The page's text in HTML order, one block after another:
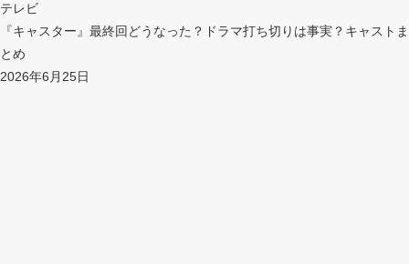
テレビ
『キャスター』最終回どうなった？ドラマ打ち切りは事実？キャストま
とめ
2026年6月25日